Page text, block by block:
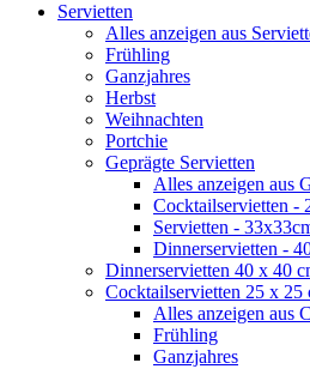
Servietten
Alles anzeigen aus
Frühling
Ganzjahres
Herbst
Weihnachten
Portchie
Geprägte Servietten
Alles anzeigen aus
Cocktailservietten -
Servietten -
Dinnerservietten -
Dinnerservietten 40 x 40
Cocktailservietten 25 x 25
Alles anzeigen aus
Frühling
Ganzjahres